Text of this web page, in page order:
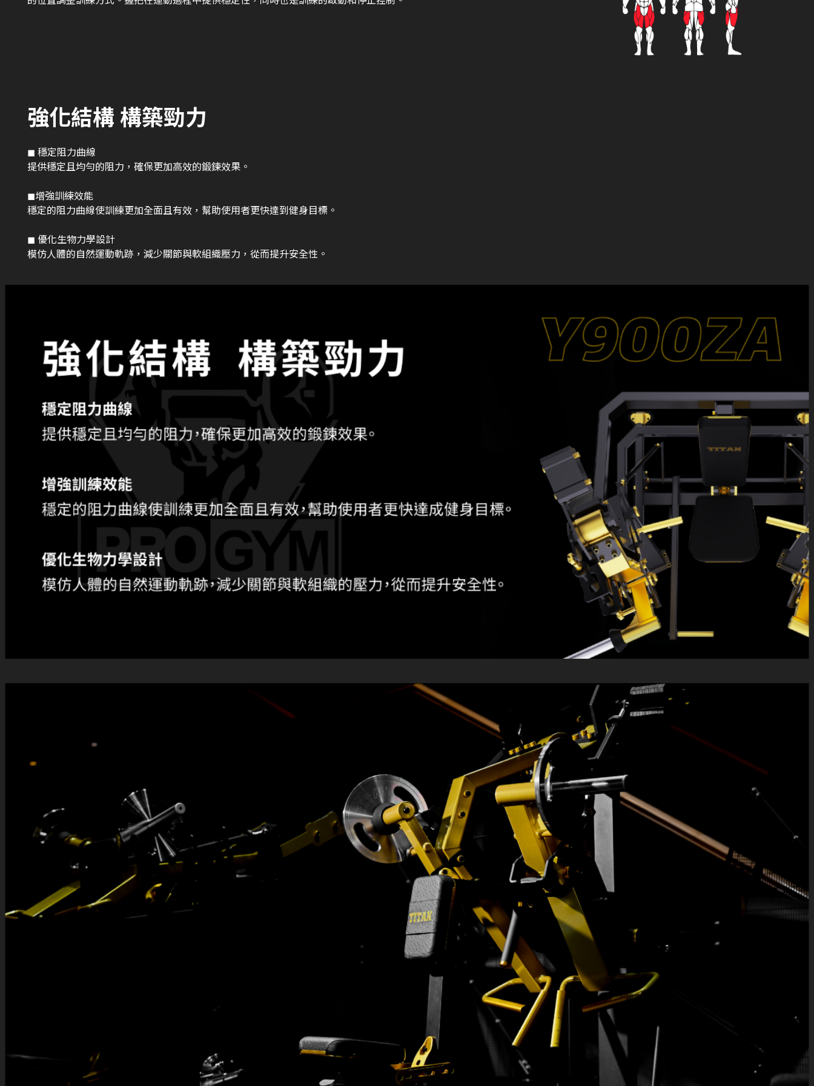
強化結構 構築勁力
◼︎ 穩定阻力曲線
提供穩定且均勻的阻力，確保更加高效的鍛鍊效果。
◼︎增強訓練效能
穩定的阻力曲線使訓練更加全面且有效，幫助使用者更快達到健身目標。
◼︎ 優化生物力學設計
模仿人體的自然運動軌跡，減少關節與軟組織壓力，從而提升安全性。